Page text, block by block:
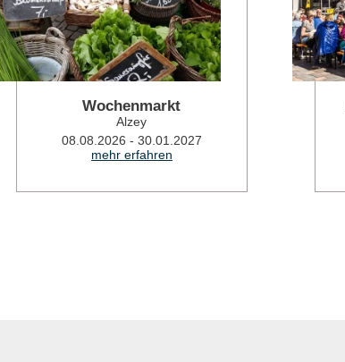
Wochenmarkt
Alzey
08.08.2026 - 30.01.2027
mehr erfahren